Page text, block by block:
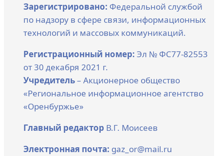
Зарегистрировано: Федеральной службой
по надзору в сфере связи, информационных
технологий и массовых коммуникаций.
Регистрационный номер: Эл № ФС77-82553
от 30 декабря 2021 г.
Учредитель– Акционерное общество
«Региональное информационное агентство
«Оренбуржье»
Главный редактор В.Г. Моисеев
Электронная почта: gaz_or@mail.ru